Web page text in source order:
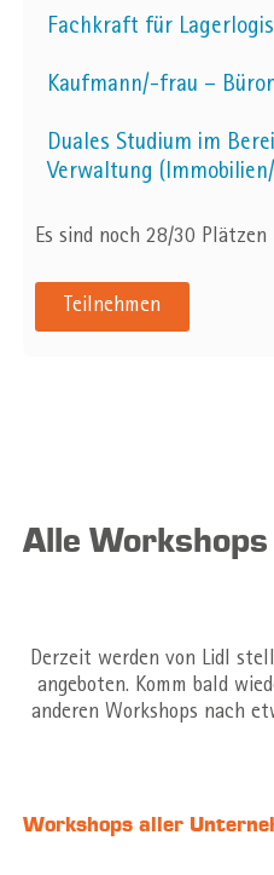
Fachkraft für
Kaufmann/-frau –
Duales Studium im
Verwaltung
Es sind noch 28/30 Plätzen
Teilnehmen
Alle Workshops
Derzeit werden von Lidl
angeboten. Komm bald
anderen Workshops nach
Workshops aller